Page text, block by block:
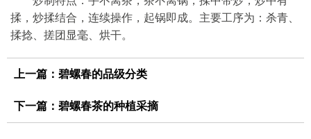
揉，炒揉结合，连续操作，起锅即成。主要工序为：杀青、
揉捻、搓团显毫、烘干。
上一篇： 碧螺春的品级分类
下一篇： 碧螺春茶的种植采摘